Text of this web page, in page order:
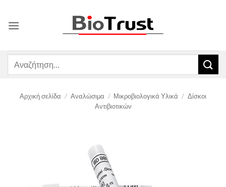
περιεχόμενο
Αναζήτηση
Αρχική σελίδα / Αναλώσιμα / Μικροβιολογικά Υλικά / Δίσκοι
Αντιβιοτικών